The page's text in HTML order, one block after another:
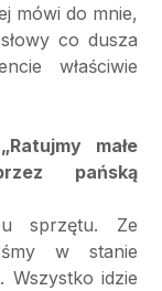
mówi do mnie,
co dusza
właściwie
małe
pańską
sprzętu. Ze
w stanie
idzie